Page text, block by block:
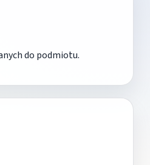
do podmiotu.